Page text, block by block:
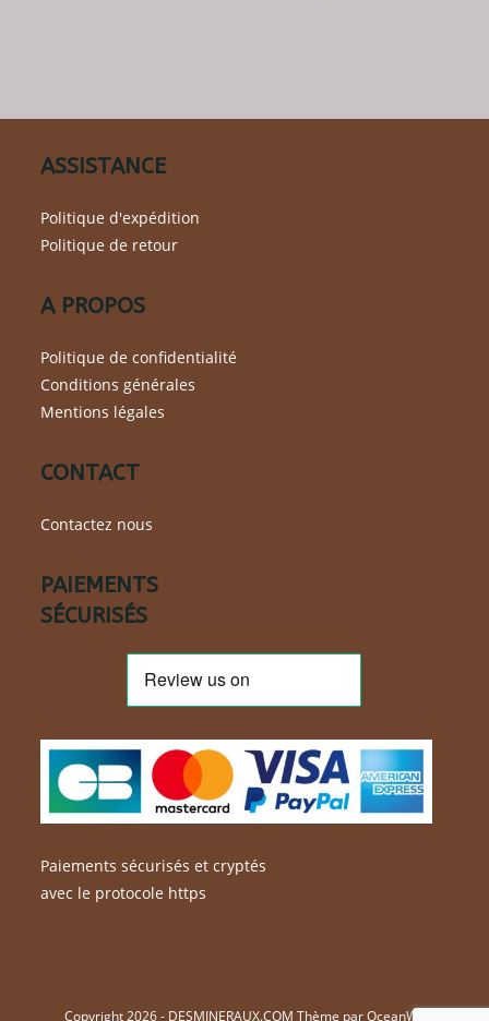
sur
ASSISTANCE
Politique d'expédition
Politique de retour
A PROPOS
Politique de confidentialité
Conditions générales
Mentions légales
CONTACT
Contactez nous
PAIEMENTS
SÉCURISÉS
Paiements sécurisés et cryptés
avec le protocole https
Copyright 2026 - DESMINERAUX.COM Thème par OceanWP